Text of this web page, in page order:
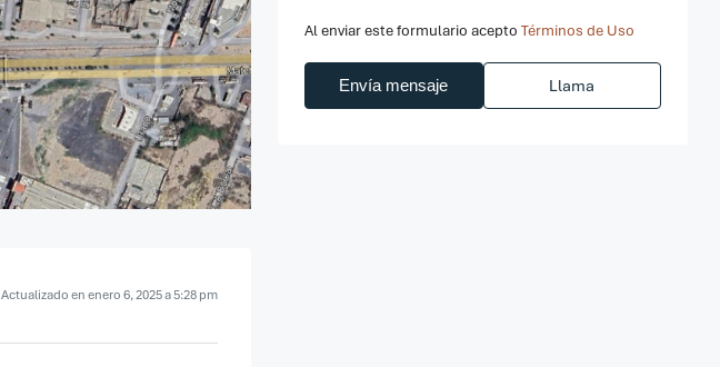
Actualizado en enero 6, 2025 a 5:28 pm
Al enviar este formulario acepto Términos de Uso
Envía mensaje Llama